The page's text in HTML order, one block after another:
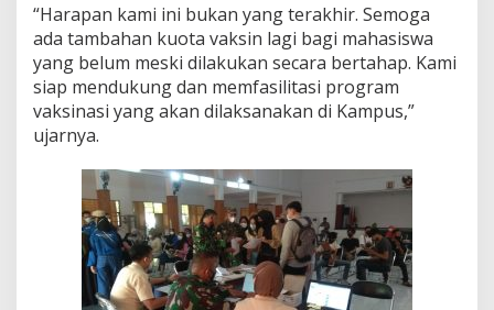
“Harapan kami ini bukan yang terakhir. Semoga
ada tambahan kuota vaksin lagi bagi mahasiswa
yang belum meski dilakukan secara bertahap. Kami
siap mendukung dan memfasilitasi program
vaksinasi yang akan dilaksanakan di Kampus,”
ujarnya.